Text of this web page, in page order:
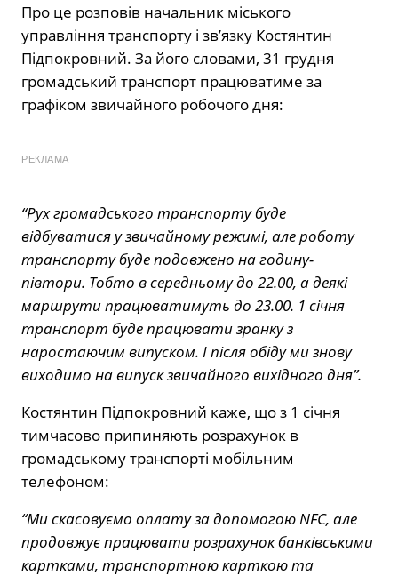
Про це розповів начальник міського
управління транспорту і зв’язку Костянтин
Підпокровний. За його словами, 31 грудня
громадський транспорт працюватиме за
графіком звичайного робочого дня:
РЕКЛАМА
“Рух громадського транспорту буде
відбуватися у звичайному режимі, але роботу
транспорту буде подовжено на годину-
півтори. Тобто в середньому до 22.00, а деякі
маршрути працюватимуть до 23.00. 1 січня
транспорт буде працювати зранку з
наростаючим випуском. І після обіду ми знову
виходимо на випуск звичайного вихідного дня”.
Костянтин Підпокровний каже, що з 1 січня
тимчасово припиняють розрахунок в
громадському транспорті мобільним
телефоном:
“Ми скасовуємо оплату за допомогою NFC, але
продовжує працювати розрахунок банківськими
картками, транспортною карткою та